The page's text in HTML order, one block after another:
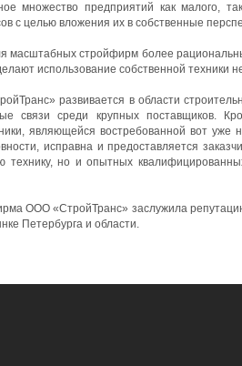
множество предприятий как малого,
с целью вложения их в собственные
масштабных стройфирм более
использование собственной техники
развивается в области
связи среди крупных поставщиков.
являющейся востребованной вот уже
исправна и предоставляется
технику, но и опытных
ООО «СтройТранс» заслужила
Петербурга и области.